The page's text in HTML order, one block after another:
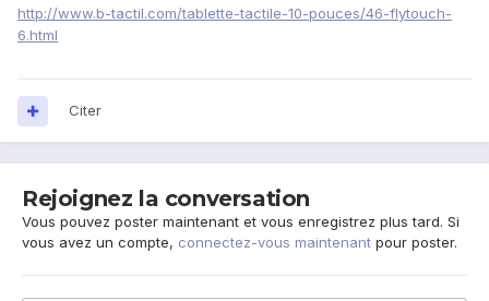
http://www.b-tactil.com/tablette-tactile-10-pouces/46-flytouch-
6.html
Citer
Rejoignez la conversation
Vous pouvez poster maintenant et vous enregistrez plus tard. Si
vous avez un compte, connectez-vous maintenant pour poster.